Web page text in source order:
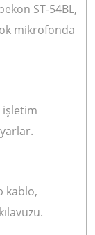
ST-54BL,
mikrofonda
işletim
kablo,